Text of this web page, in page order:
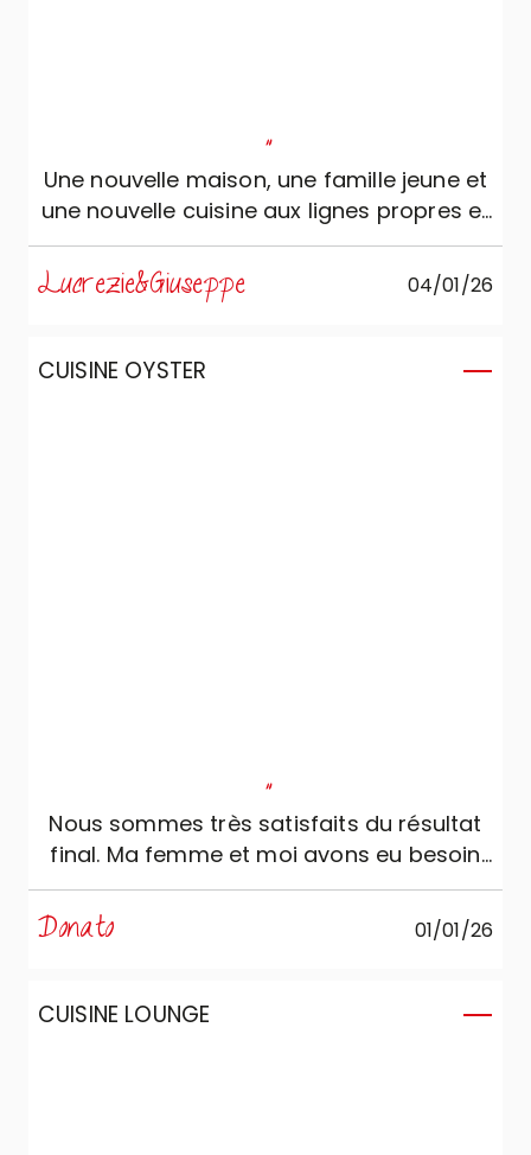
"
Une nouvelle maison, une famille jeune et
une nouvelle cuisine aux lignes propres et
minimales, aux couleurs chaudes et
naturelles. Environnement fonctionnel et
élégant prêt à accueillir des moments en
Lucrezie&Giuseppe 04/01/26
CUISINE OYSTER
"
Nous sommes très satisfaits du résultat
final. Ma femme et moi avons eu besoin
d’au moins deux mois, à partir du premier
rendez-vous avec Daniele, pour
concevoir notre cuisine, qui ensuite a été
dire ? Daniele a toujours été très attentif
Donato 01/01/26
CUISINE LOUNGE